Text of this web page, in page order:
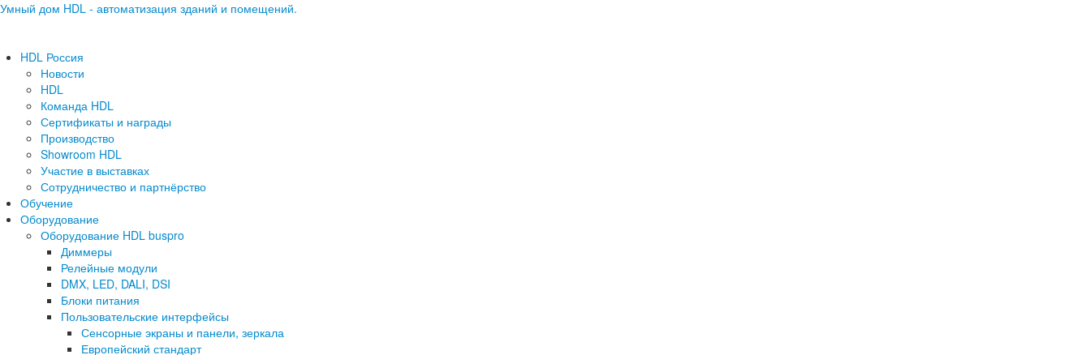
Умный дом HDL - автоматизация зданий и помещений.
HDL Россия
Новости
HDL
Команда HDL
Сертификаты и награды
Производство
Showroom HDL
Участие в выставках
Сотрудничество и партнёрство
Обучение
Оборудование
Оборудование HDL buspro
Диммеры
Релейные модули
DMX, LED, DALI, DSI
Блоки питания
Пользовательские интерфейсы
Сенсорные экраны и панели, зеркала
Европейский стандарт